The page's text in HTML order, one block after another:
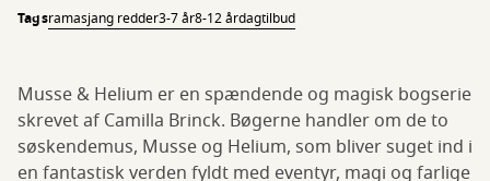
Tagsramasjang redder3-7 år8-12 årdagtilbud
Musse & Helium er en spændende og magisk bogserie
skrevet af Camilla Brinck. Bøgerne handler om de to
søskendemus, Musse og Helium, som bliver suget ind i
en fantastisk verden fyldt med eventyr, magi og farlige